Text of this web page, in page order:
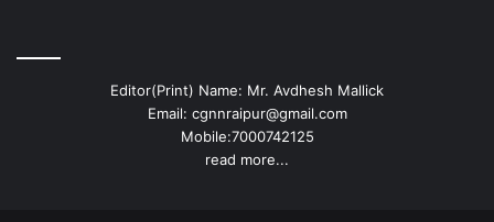
Editor(Print) Name: Mr. Avdhesh Mallick
Email: cgnnraipur@gmail.com
Mobile:7000742125
read more...